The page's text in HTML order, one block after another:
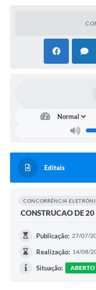
Editais
CONCORRÊNCIA
CONSTRUCAO DE
Publicação: 27/07/
Realização: 14/08/
Situação: ABERTO